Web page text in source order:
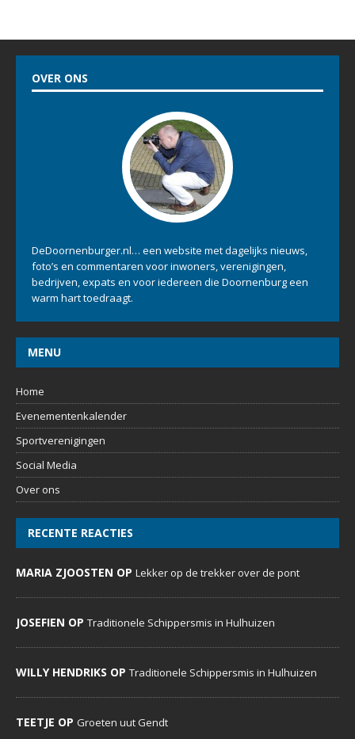
OVER ONS
DeDoornenburger.nl… een website met dagelijks nieuws,
foto’s en commentaren voor inwoners, verenigingen,
bedrijven, expats en voor iedereen die Doornenburg een
warm hart toedraagt.
MENU
Home
Evenementenkalender
Sportverenigingen
Social Media
Over ons
RECENTE REACTIES
MARIA ZJOOSTEN OP Lekker op de trekker over de pont
JOSEFIEN OP Traditionele Schippersmis in Hulhuizen
WILLY HENDRIKS OP Traditionele Schippersmis in Hulhuizen
TEETJE OP Groeten uut Gendt